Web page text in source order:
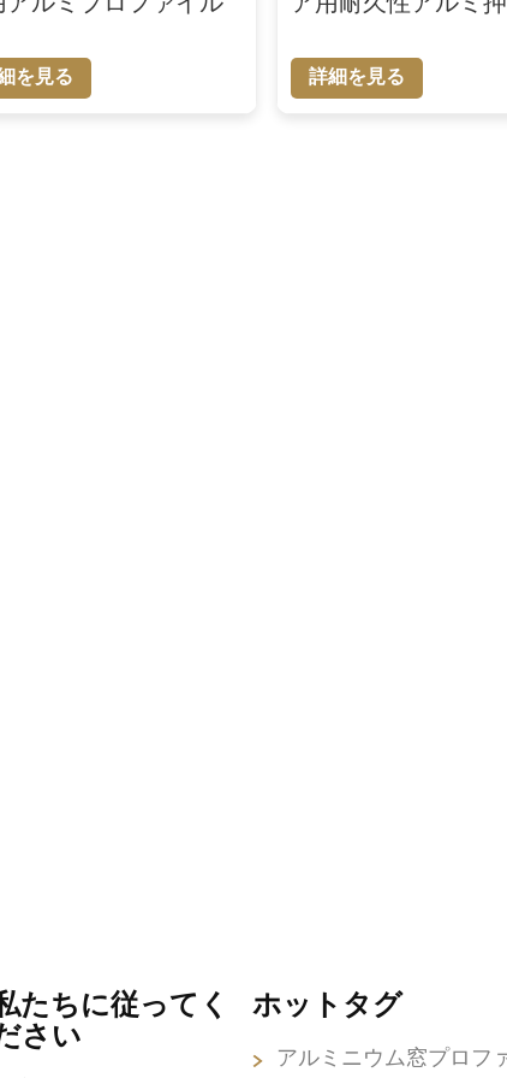
アルミプロファイル
を見る
ア用耐久性アルミ
詳細を見る
たちに従ってく
さい
ホットタグ
アルミニウム窓プロフ